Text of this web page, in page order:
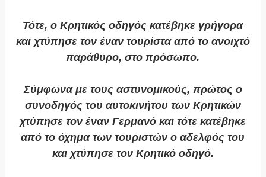
Τότε, ο Κρητικός οδηγός κατέβηκε γρήγορα
και χτύπησε τον έναν τουρίστα από το ανοιχτό
παράθυρο, στο πρόσωπο.
Σύμφωνα με τους αστυνομικούς, πρώτος ο
συνοδηγός του αυτοκινήτου των Κρητικών
χτύπησε τον έναν Γερμανό και τότε κατέβηκε
από το όχημα των τουριστών ο αδελφός του
και χτύπησε τον Κρητικό οδηγό.